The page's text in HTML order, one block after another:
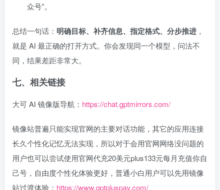
众号”。
总结一句话： 明确目标、补齐信息、指定格式、分步推进 ，
就是 AI 最正确的打开方式。你会发现同一个模型，问法不
同，结果差距非常大。
七、相关链接
大可 AI 镜像版导航： https://chat.gptmirrors.com/
镜像站普遍只能实现官网的主要对话功能，其它的应用连接
长久个性化记忆无法实现，所以对于会用官网网络没问题的
用户也可以尝试使用官网代充20美元plus133元每月充值你自
己号，自由度个性化体验更好，普通小白用户可以先用镜像
站过渡体验： https://www.gptpluspay.com/